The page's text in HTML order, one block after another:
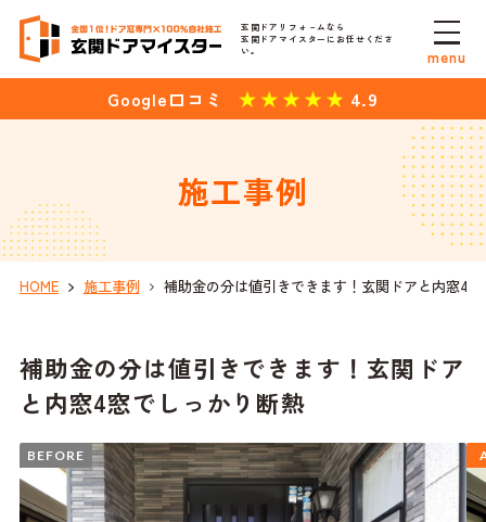
玄関ドアリフォ－ムなら
玄関ドアマイスターにお任せくださ
い。
Google口コミ 4.9
menu
施工事例
HOME 施工事例 補助金の分は値引きできます！玄関ドアと内窓4
補助金の分は値引きできます！玄関ドア
と内窓4窓でしっかり断熱
BEFORE